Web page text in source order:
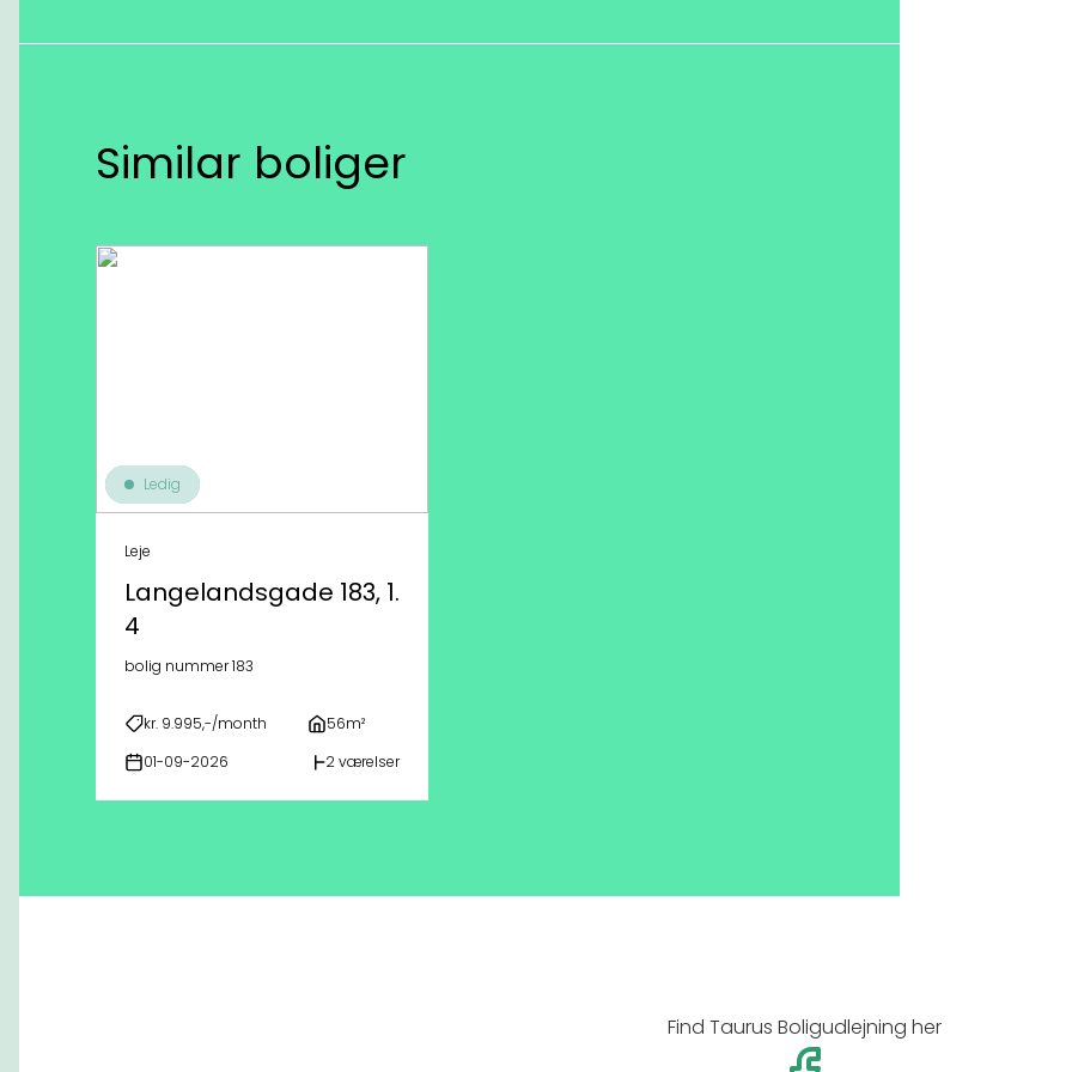
Similar boliger
Ledig
Leje
Langelandsgade 183, 1.
4
bolig nummer 183
kr. 9.995,-/month 56m²
01-09-2026 2 værelser
Find Taurus Boligudlejning her